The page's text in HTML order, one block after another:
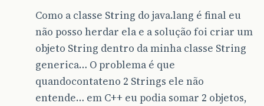
Como a classe String do java.lang é final eu
não posso herdar ela e a solução foi criar um
objeto String dentro da minha classe String
generica… O problema é que
quandocontateno 2 Strings ele não
entende… em C++ eu podia somar 2 objetos,